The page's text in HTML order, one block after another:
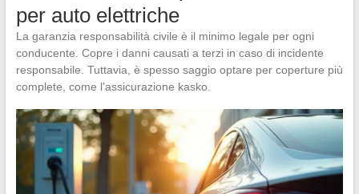
per auto elettriche
La garanzia responsabilità civile è il minimo legale per ogni
conducente. Copre i danni causati a terzi in caso di incidente
responsabile. Tuttavia, è spesso saggio optare per coperture più
complete, come l’assicurazione kasko.